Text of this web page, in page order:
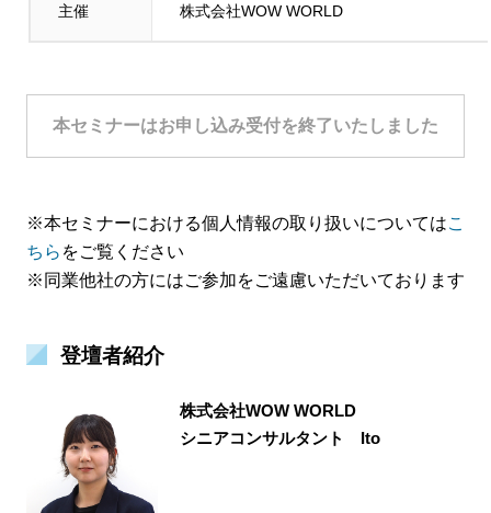
主催 株式会社WOW WORLD
本セミナーはお申し込み受付を終了いたしました
※本セミナーにおける個人情報の取り扱いについてはこ
ちら をご覧ください
※同業他社の方にはご参加をご遠慮いただいております
登壇者紹介
株式会社WOW WORLD
シニアコンサルタント Ito